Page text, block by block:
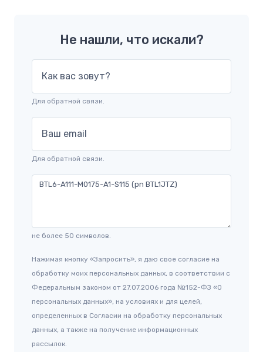
Не нашли, что искали?
Как вас зовут?
Для обратной связи.
Ваш email
Для обратной связи.
не более 50 символов.
Нажимая кнопку «Запросить», я даю свое согласие на
обработку моих персональных данных, в соответствии с
Федеральным законом от 27.07.2006 года №152-ФЗ «О
персональных данных», на условиях и для целей,
определенных в Согласии на обработку персональных
данных, а также на получение информационных
рассылок.